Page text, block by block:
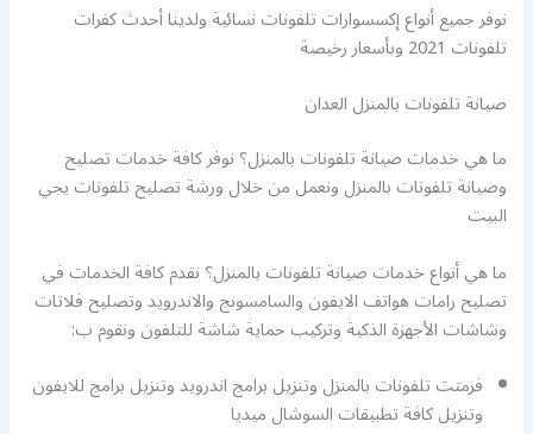
نوفر جميع أنواع إكسسوارات تلفونات نسائية ولدينا أحدث كفرات
تلفونات 2021 وبأسعار رخيصة
صيانة تلفونات بالمنزل العدان
ما هي خدمات صيانة تلفونات بالمنزل؟ نوفر كافة خدمات تصليح
وصيانة تلفونات بالمنزل ونعمل من خلال ورشة تصليح تلفونات يجي
البيت
ما هي أنواع خدمات صيانة تلفونات بالمنزل؟ نقدم كافة الخدمات في
تصليح رامات هواتف الايفون والسامسونج والاندرويد وتصليح فلاتات
وشاشات الأجهزة الذكية وتركيب حماية شاشة للتلفون ونقوم ب:
فرمتت تلفونات بالمنزل وتنزيل برامج اندرويد وتنزيل برامج للايفون
وتنزيل كافة تطبيقات السوشال ميديا